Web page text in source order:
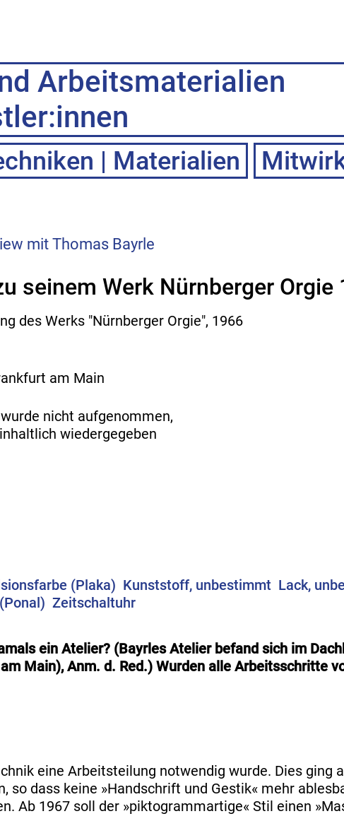
Arbeitsmaterialien
| Materialien
mit Thomas Bayrle
seinem Werk Nürnberger Orgie
des Werks "Nürnberger Orgie", 1966
am Main
nicht aufgenommen,
wiedergegeben
(Plaka) Kunststoff, unbestimmt Lack,
Zeitschaltuhr
ein Atelier? (Bayrles Atelier befand sich im
Main), Anm. d. Red.) Wurden alle Arbeitsschritte
eine Arbeitsteilung notwendig wurde. Dies ging
so dass keine »Handschrift und Gestik« mehr
Ab 1967 soll der »piktogrammartige« Stil einen